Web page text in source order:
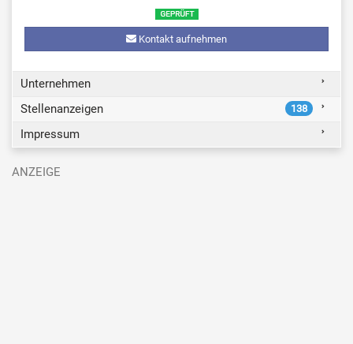
Kontakt aufnehmen
Unternehmen
Stellenanzeigen
138
Impressum